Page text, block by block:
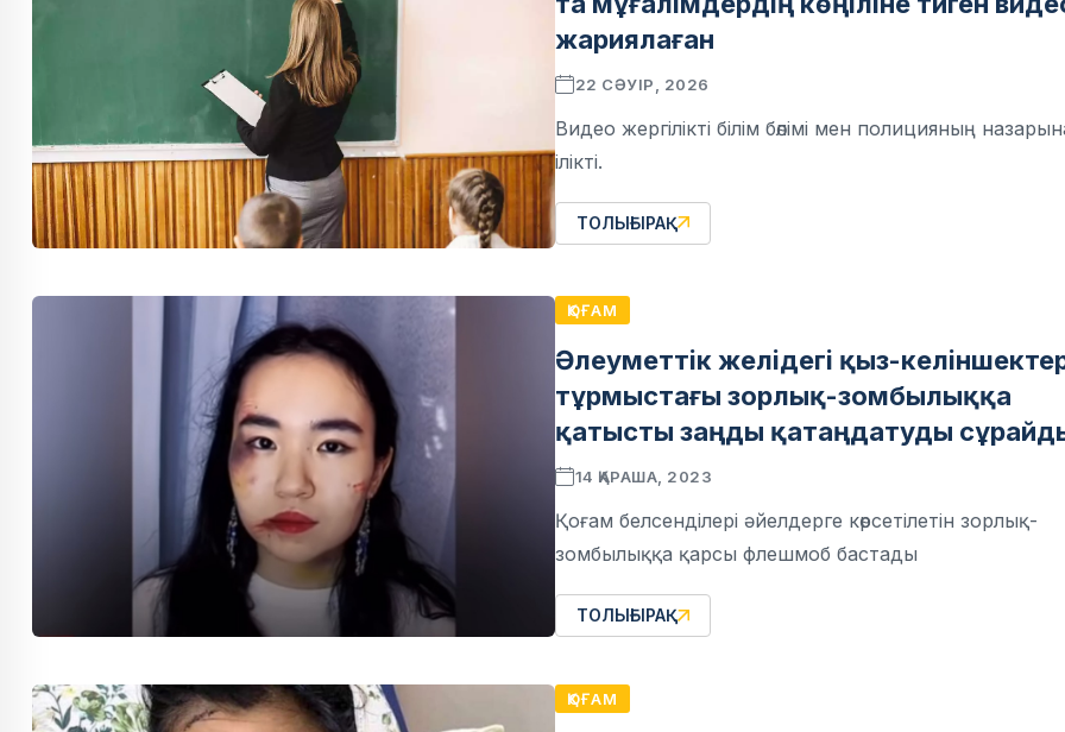
жариялаған
22 СӘУІР, 2026
Видео жергілікті білім бөлімі мен полицияның
ілікті.
ТОЛЫҒЫРАҚ
ҚОҒАМ
Әлеуметтік желідегі қыз-
тұрмыстағы зорлық-зомбылыққа
қатысты заңды қатаңдатуды
14 ҚАРАША, 2023
Қоғам белсенділері әйелдерге көрсетілетін зорлық-
зомбылыққа қарсы флешмоб бастады
ТОЛЫҒЫРАҚ
ҚОҒАМ